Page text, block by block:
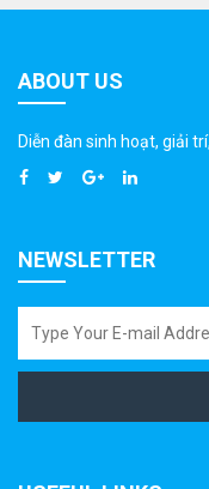
ABOUT US
Diễn đàn sinh hoạt, giải
NEWSLETTER